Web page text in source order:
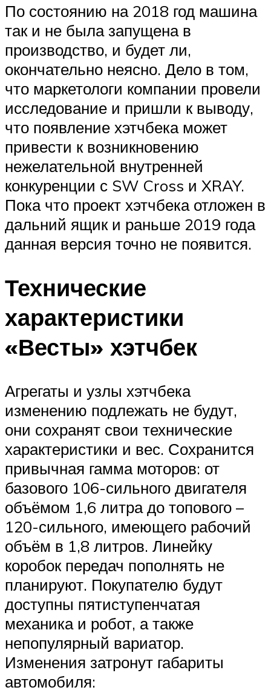
По состоянию на 2018 год машина
так и не была запущена в
производство, и будет ли,
окончательно неясно. Дело в том,
что маркетологи компании провели
исследование и пришли к выводу,
что появление хэтчбека может
привести к возникновению
нежелательной внутренней
конкуренции с SW Cross и XRAY.
Пока что проект хэтчбека отложен в
дальний ящик и раньше 2019 года
данная версия точно не появится.
Технические
характеристики
«Весты» хэтчбек
Агрегаты и узлы хэтчбека
изменению подлежать не будут,
они сохранят свои технические
характеристики и вес. Сохранится
привычная гамма моторов: от
базового 106-сильного двигателя
объёмом 1,6 литра до топового –
120-сильного, имеющего рабочий
объём в 1,8 литров. Линейку
коробок передач пополнять не
планируют. Покупателю будут
доступны пятиступенчатая
механика и робот, а также
непопулярный вариатор.
Изменения затронут габариты
автомобиля: